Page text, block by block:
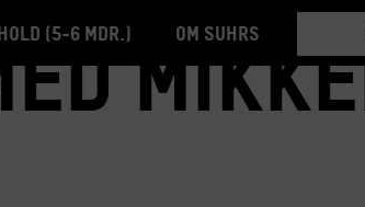
(5-6 mdr.) Om Suhrs